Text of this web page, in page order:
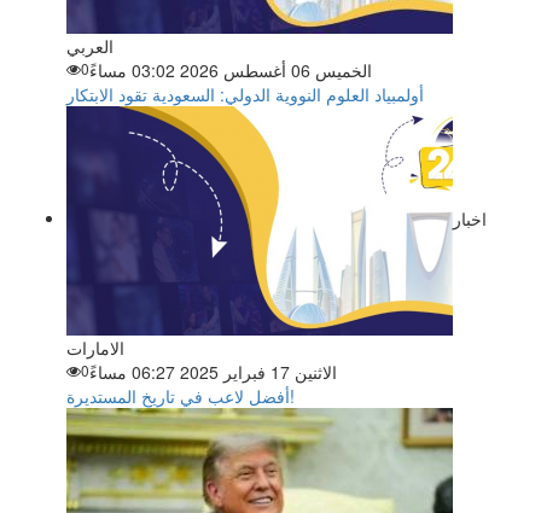
العربي
الخميس 06 أغسطس 2026 03:02 مساءً
0
أولمبياد العلوم النووية الدولي: السعودية تقود الابتكار
اخبار
الامارات
الاثنين 17 فبراير 2025 06:27 مساءً
0
أفضل لاعب في تاريخ المستديرة!